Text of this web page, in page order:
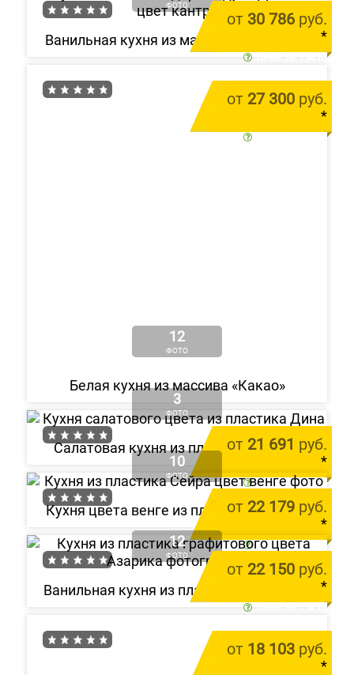
ФОТО
от 30 786 руб.
*
Ванильная кухня из массива «Даниэла»
12
ФОТО
от 27 300 руб.
*
Белая кухня из массива «Какао»
3
ФОТО
от 21 691 руб.
*
цена за 1 м.п.
Салатовая кухня из пластика «Дина»
10
ФОТО
от 22 179 руб.
*
цена за 1 м.п.
Кухня цвета венге из пластика «Сейра»
12
ФОТО
от 22 150 руб.
*
Ванильная кухня из пластика «Азарика»
от 18 103 руб.
*